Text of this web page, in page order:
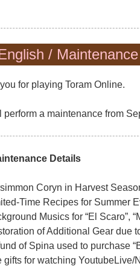
/
for playing Toram Online.
perform a maintenance from
Details
Coryn in Harvest
Time Recipes for Summer
Musics for “El Scaro”,
of Additional Gear due
of Spina used to purchase
gifts for watching YoutubeLive/